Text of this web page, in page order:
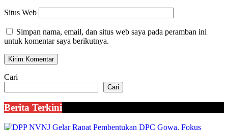
Situs Web
Simpan nama, email, dan situs web saya pada peramban ini
untuk komentar saya berikutnya.
Cari
Cari
Berita Terkini